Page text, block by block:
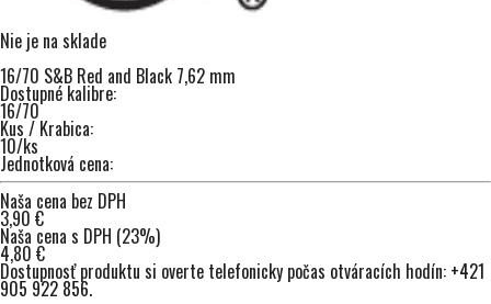
Nie je na sklade
16/70 S&B Red and Black 7,62 mm
Dostupné kalibre:
16/70
Kus / Krabica:
10/ks
Jednotková cena:
Naša cena bez DPH
3,90 €
Naša cena s DPH (23%)
4,80 €
Dostupnosť produktu si overte telefonicky počas otváracích hodín: +421
905 922 856.